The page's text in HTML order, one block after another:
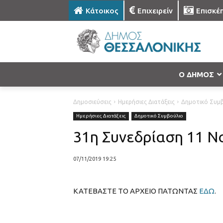
Κάτοικος Επιχειρείν
Ο ΔΗΜΟΣ
Δημοσιεύσεις Ημερήσιες Διατάξεις Δημοτικό
Ημερήσιες Διατάξεις Δημοτικό Συμβούλιο
31η Συνεδρίαση 11
07/11/2019 19:25
ΚΑΤΕΒΑΣΤΕ ΤΟ ΑΡΧΕΙΟ ΠΑΤΩΝΤΑΣ ΕΔΩ.